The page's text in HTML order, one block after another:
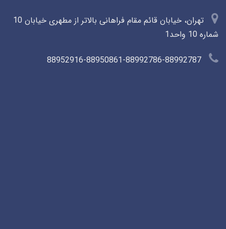
تهران، خیابان قائم مقام فراهانی بالاتر از مطهری خیابان 10
شماره 10 واحد1